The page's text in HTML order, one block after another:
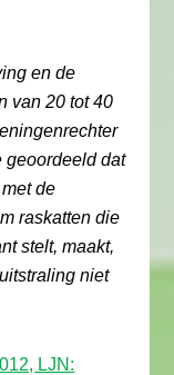
en de
van 20 tot 40
geoordeeld dat
de
raskatten die
stelt, maakt,
niet
LJN: